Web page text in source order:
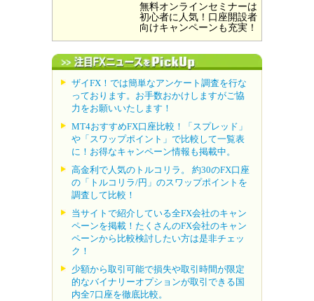
無料オンラインセミナーは
初心者に人気！口座開設者
向けキャンペーンも充実！
ザイFX！では簡単なアンケート調査を行な
っております。お手数おかけしますがご協
力をお願いいたします！
MT4おすすめFX口座比較！「スプレッド」
や「スワップポイント」で比較して一覧表
に！お得なキャンペーン情報も掲載中。
高金利で人気のトルコリラ。 約30のFX口座
の「トルコリラ/円」のスワップポイントを
調査して比較！
当サイトで紹介している全FX会社のキャン
ペーンを掲載！たくさんのFX会社のキャン
ペーンから比較検討したい方は是非チェッ
ク！
少額から取引可能で損失や取引時間が限定
的なバイナリーオプションが取引できる国
内全7口座を徹底比較。